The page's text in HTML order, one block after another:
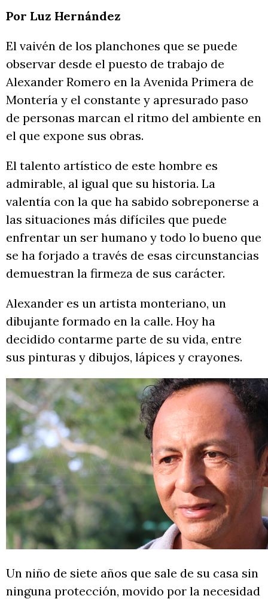
Por Luz Hernández
El vaivén de los planchones que se puede
observar desde el puesto de trabajo de
Alexander Romero en la Avenida Primera de
Montería y el constante y apresurado paso
de personas marcan el ritmo del ambiente en
el que expone sus obras.
El talento artístico de este hombre es
admirable, al igual que su historia. La
valentía con la que ha sabido sobreponerse a
las situaciones más difíciles que puede
enfrentar un ser humano y todo lo bueno que
se ha forjado a través de esas circunstancias
demuestran la firmeza de sus carácter.
Alexander es un artista monteriano, un
dibujante formado en la calle. Hoy ha
decidido contarme parte de su vida, entre
sus pinturas y dibujos, lápices y crayones.
Un niño de siete años que sale de su casa sin
ninguna protección, movido por la necesidad